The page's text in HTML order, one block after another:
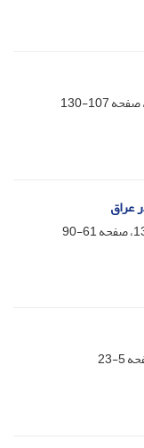
107-130
عراق
61-90
5-23